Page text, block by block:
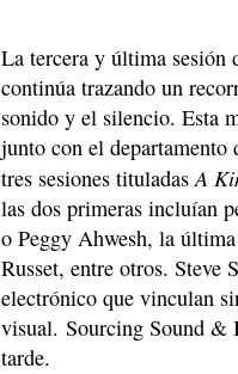
La tercera y última sesión
continúa trazando un
sonido y el silencio. Esta
junto con el
tres sesiones tituladasA
las dos primeras incluían
o Peggy Ahwesh, la
Russet, entre otros. Steve
electrónico que vinculan
visual. Sourcing Sound &
tarde.